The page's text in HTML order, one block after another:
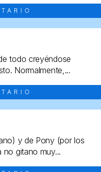
todo creyéndose
Normalmente,...
y de Pony (por los
gitano muy...